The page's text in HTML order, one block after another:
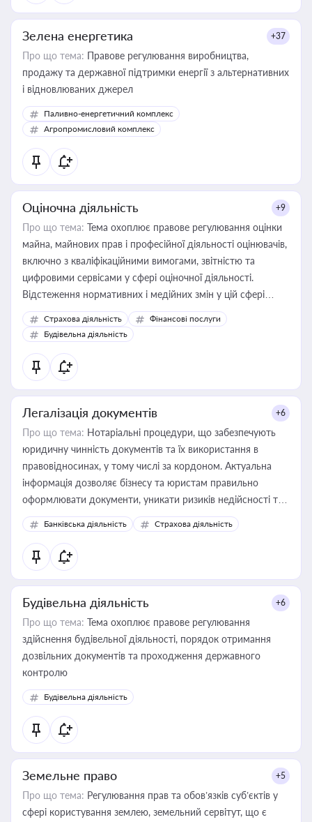
Зелена енергетика +37
Про що тема: Правове регулювання виробництва,
продажу та державної підтримки енергії з альтернативних
і відновлюваних джерел
Паливно-енергетичний комплекс
Агропромисловий комплекс
Оціночна діяльність +9
Про що тема: Тема охоплює правове регулювання оцінки
майна, майнових прав і професійної діяльності оцінювачів,
включно з кваліфікаційними вимогами, звітністю та
цифровими сервісами у сфері оціночної діяльності.
Відстеження нормативних і медійних змін у цій сфері
корисне для власника бізнесу, керівника, юриста або
бухгалтера під час оподаткування, приватизації, оренди
державного майна, корпоративних угод і перевірки
статусу суб'єктів оціночної діяльності
Страхова діяльність
Фінансові послуги
Будівельна діяльність
Легалізація документів +6
Про що тема: Нотаріальні процедури, що забезпечують
юридичну чинність документів та їх використання в
правовідносинах, у тому числі за кордоном. Актуальна
інформація дозволяє бізнесу та юристам правильно
оформлювати документи, уникати ризиків недійсності та
забезпечувати їх належне прийняття органами влади та
контрагентами
Банківська діяльність Страхова діяльність
Будівельна діяльність +6
Про що тема: Тема охоплює правове регулювання
здійснення будівельної діяльності, порядок отримання
дозвільних документів та проходження державного
контролю
Будівельна діяльність
Земельне право +5
Про що тема: Регулювання прав та обов’язків суб’єктів у
сфері користування землею, земельний сервітут, що є